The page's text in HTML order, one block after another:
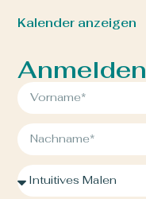
Kalender anzeigen
Anmelden